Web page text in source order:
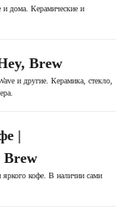
и дома. Керамические и
Brew
и другие. Керамика, стекло,
|
Brew
яркого кофе. В наличии сами